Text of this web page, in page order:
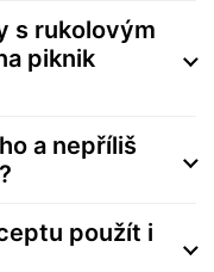
s rukolovým
piknik
a nepříliš
použít i